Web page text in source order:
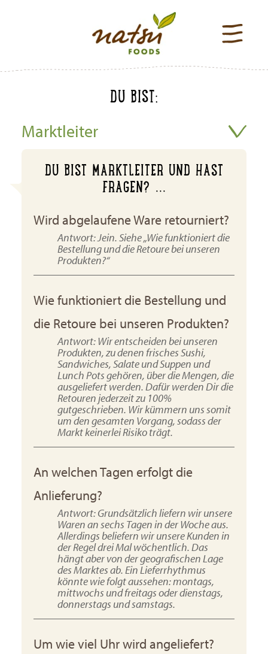
DU BIST:
Marktleiter
DU BIST MARKTLEITER UND HAST
FRAGEN? ...
Wird abgelaufene Ware retourniert?
Antwort: Jein. Siehe „Wie funktioniert die
Bestellung und die Retoure bei unseren
Produkten?“
Wie funktioniert die Bestellung und
die Retoure bei unseren Produkten?
Antwort: Wir entscheiden bei unseren
Produkten, zu denen frisches Sushi,
Sandwiches, Salate und Suppen und
Lunch Pots gehören, über die Mengen, die
ausgeliefert werden. Dafür werden Dir die
Retouren jederzeit zu 100%
gutgeschrieben. Wir kümmern uns somit
um den gesamten Vorgang, sodass der
Markt keinerlei Risiko trägt.
An welchen Tagen erfolgt die
Anlieferung?
Antwort: Grundsätzlich liefern wir unsere
Waren an sechs Tagen in der Woche aus.
Allerdings beliefern wir unsere Kunden in
der Regel drei Mal wöchentlich. Das
hängt aber von der geografischen Lage
des Marktes ab. Ein Lieferrhythmus
könnte wie folgt aussehen: montags,
mittwochs und freitags oder dienstags,
donnerstags und samstags.
Um wie viel Uhr wird angeliefert?